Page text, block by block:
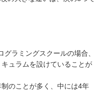
ラミングスクールの場合、
ュラムを設けていることが
のことが多く、中には4年